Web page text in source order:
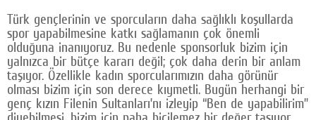
Türk gençlerinin ve sporcuların daha sağlıklı koşullarda
spor yapabilmesine katkı sağlamanın çok önemli
olduğuna inanıyoruz. Bu nedenle sponsorluk bizim için
yalnızca bir bütçe kararı değil; çok daha derin bir anlam
taşıyor. Özellikle kadın sporcularımızın daha görünür
olması bizim için son derece kıymetli. Bugün herhangi bir
genç kızın Filenin Sultanları’nı izleyip “Ben de yapabilirim”